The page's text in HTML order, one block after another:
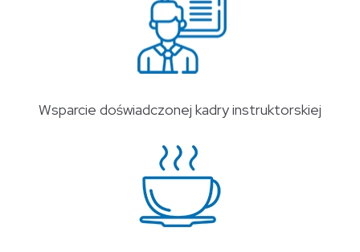
Wsparcie doświadczonej kadry instruktorskiej